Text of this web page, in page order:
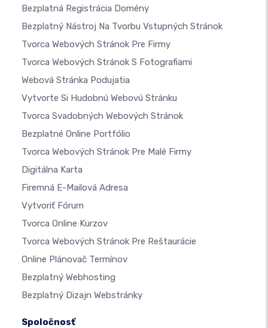
Bezplatná Registrácia Domény
Bezplatný Nástroj Na Tvorbu Vstupných Stránok
Tvorca Webových Stránok Pre Firmy
Tvorca Webových Stránok S Fotografiami
Webová Stránka Podujatia
Vytvorte Si Hudobnú Webovú Stránku
Tvorca Svadobných Webových Stránok
Bezplatné Online Portfólio
Tvorca Webových Stránok Pre Malé Firmy
Digitálna Karta
Firemná E-Mailová Adresa
Vytvoriť Fórum
Tvorca Online Kurzov
Tvorca Webových Stránok Pre Reštaurácie
Online Plánovač Termínov
Bezplatný Webhosting
Bezplatný Dizajn Webstránky
Spoločnosť